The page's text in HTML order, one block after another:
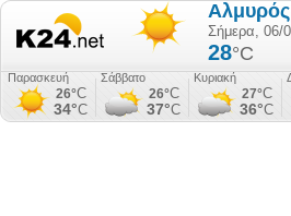
Αλμυρός
Σήμερα, 06/
28°C
Παρασκευή
26°C
34°C
Σάββατο
26°C
37°C
Κυριακή
27°C
36°C